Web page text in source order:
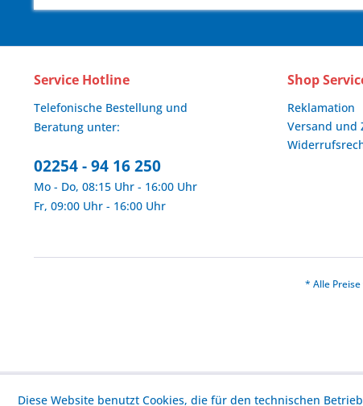
Service Hotline
Telefonische Bestellung und
Beratung unter:
02254 - 94 16 250
Mo - Do, 08:15 Uhr - 16:00 Uhr
Fr, 09:00 Uhr - 16:00 Uhr
Shop
Reklamation
Versand und
* Alle
Diese Website benutzt Cookies, die für den technischen